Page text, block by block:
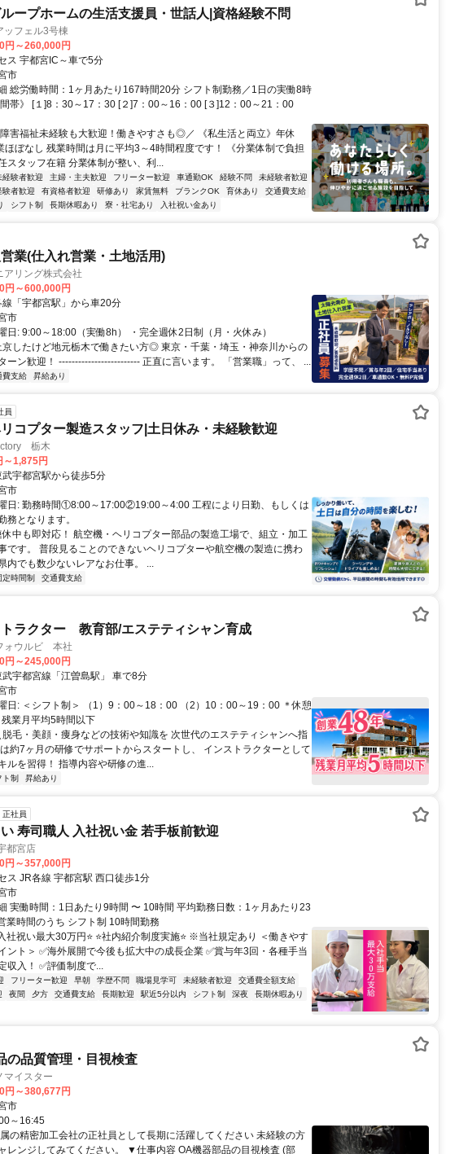
ープホームの生活支援員・世話人|資格経験不問
ッフェル3号棟
円～260,000円
ス 宇都宮IC～車で5分
市
総労働時間：1ヶ月あたり167時間20分 シフト制勤務／1日の実働8時
帯》 [１]8：30～17：30 [２]7：00～16：00 [３]12：00～21：00
害福祉未経験も大歓迎！働きやすさも◎／ 《私生活と両立》年休
ほぼなし 残業時間は月に平均3～4時間程度です！ 《分業体制で負担
スタッフ在籍 分業体制が整い、利...
経験者歓迎 主婦・主夫歓迎 フリーター歓迎 車通勤OK 経験不問
未経験者歓迎
験者歓迎 有資格者歓迎 研修あり 家賃無料 ブランクOK 育休あり
交通費支給
シフト制 長期休暇あり 寮・社宅あり 入社祝い金あり
業(仕入れ営業・土地活用)
アリング株式会社
円～600,000円
セス: 各線「宇都宮駅」から車20分
市
日: 9:00～18:00（実働8h） ・完全週休2日制（月・火休み）
京したけど地元栃木で働きたい方◎ 東京・千葉・埼玉・神奈川からの
ーン歓迎！ ------------------------- 正直に言います。 「営業職」って、 ...
費支給 昇給あり
員
コプター製造スタッフ|土日休み・未経験歓迎
栃木
～1,875円
セス: 東武宇都宮駅から徒歩5分
市
日: 勤務時間①8:00～17:00②19:00～4:00 工程により日勤、もしくは
となります。
休中も即対応！ 航空機・ヘリコプター部品の製造工場で、組立・加工
です。 普段見ることのできないヘリコプターや航空機の製造に携わ
内でも数少ないレアなお仕事。 ...
定時間制 交通費支給
ラクター 教育部/エステティシャン育成
ォウルビ 本社
円～245,000円
セス: 東武宇都宮線「江曽島駅」 車で8分
市
日: ＜シフト制＞ （1）9：00～18：00 （2）10：00～19：00 ＊休憩
業月平均5時間以下
脱毛・美顔・痩身などの技術や知識を 次世代のエステティシャンへ指
約7ヶ月の研修でサポートからスタートし、 インストラクターとして
ルを習得！ 指導内容や研修の進...
ト制 昇給あり
正社員
寿司職人 入社祝い金 若手板前歓迎
都宮店
円～357,000円
ス JR各線 宇都宮駅 西口徒歩1分
市
実働時間：1日あたり9時間 〜 10時間 平均勤務日数：1ヶ月あたり23
業時間のうち シフト制 10時間勤務
社祝い最大30万円⭐ ⭐社内紹介制度実施⭐ ※当社規定あり ＜働きやす
ント＞ ✅海外展開で今後も拡大中の成長企業 ✅賞与年3回・各種手当
収入！ ✅評価制度で...
フリーター歓迎 早朝 学歴不問 職場見学可 未経験者歓迎
交通費全額支給
夜間 夕方 交通費支給 長期歓迎 駅近5分以内 シフト制 深夜
長期休暇あり
の品質管理・目視検査
マイスター
円～380,677円
市
～16:45
の精密加工会社の正社員として長期に活躍してください 未経験の方
レンジしてみてください。 ▼仕事内容 OA機器部品の目視検査 (部